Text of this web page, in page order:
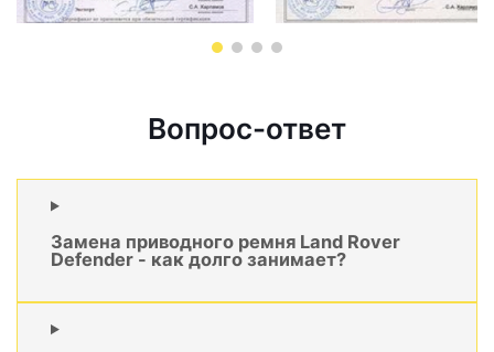
Вопрос-ответ
Замена приводного ремня Land Rover
Defender - как долго занимает?